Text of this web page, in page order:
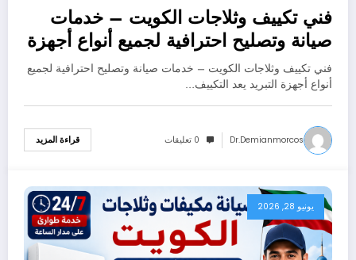
فني تكييف وثلاجات الكويت – خدمات
صيانة وتصليح احترافية لجميع أنواع أجهزة
التبريد
فني تكييف وثلاجات الكويت – خدمات صيانة وتصليح احترافية لجميع
أنواع أجهزة التبريد يعد التكييف…
Dr.demianmorcos 0 تعليقات قراءة المزيد
يونيو 28, 2026